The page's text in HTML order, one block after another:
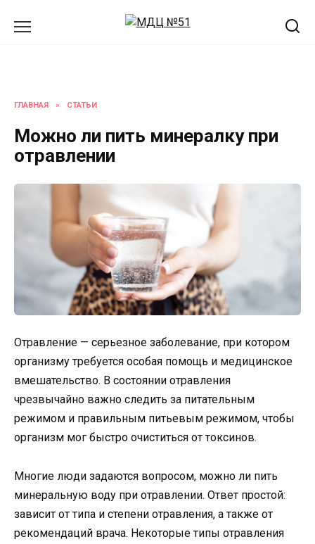
ГЛАВНАЯ » СТАТЬИ
Можно ли пить минералку при
отравлении
Отравление — серьезное заболевание, при котором
организму требуется особая помощь и медицинское
вмешательство. В состоянии отравления
чрезвычайно важно следить за питательным
режимом и правильным питьевым режимом, чтобы
организм мог быстро очиститься от токсинов.
Многие люди задаются вопросом, можно ли пить
минеральную воду при отравлении. Ответ простой:
зависит от типа и степени отравления, а также от
рекомендаций врача. Некоторые типы отравления